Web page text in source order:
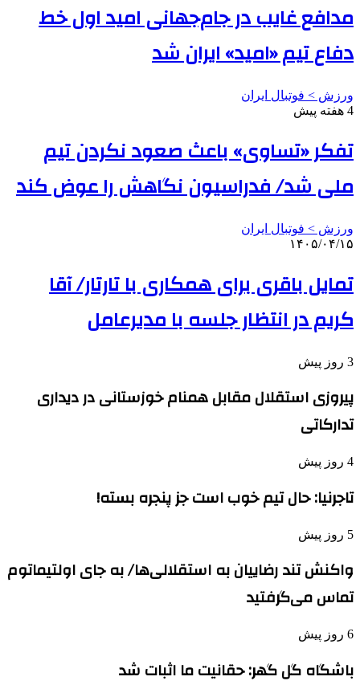
مدافع غایب در جام‌جهانی امید اول خط
دفاع تیم «امید» ایران شد
ورزش > فوتبال ایران
4 هفته پیش
تفکر «تساوی» باعث صعود نکردن تیم
ملی شد/ فدراسیون نگاهش را عوض کند
ورزش > فوتبال ایران
۱۴۰۵/۰۴/۱۵
تمایل باقری برای همکاری با تارتار/ آقا
کریم در انتظار جلسه با مدیرعامل
3 روز پیش
پیروزی استقلال مقابل همنام خوزستانی در دیداری
تدارکاتی
4 روز پیش
تاجرنیا: حال تیم خوب است جز پنجره بسته!
5 روز پیش
واکنش تند رضاییان به استقلالی‌ها/ به جای اولتیماتوم
تماس می‌گرفتید
6 روز پیش
باشگاه گل گهر: حقانیت ما اثبات شد